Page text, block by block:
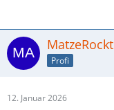
MatzeRockt
Profi
12. Januar 2026